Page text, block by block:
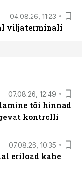
04.08.26, 11:23
viljaterminali
07.08.26, 12:49
tõi hinnad
kontrolli
07.08.26, 10:35
eriload kahe